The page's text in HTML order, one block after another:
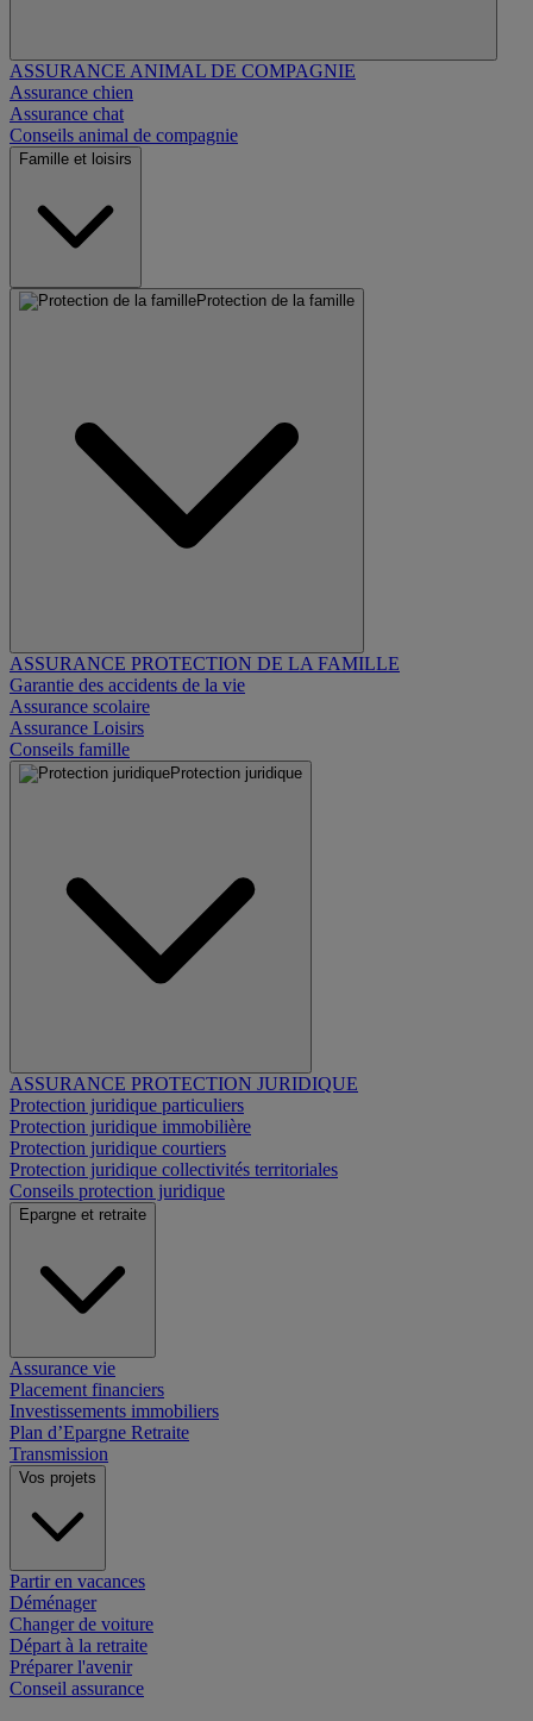
ASSURANCE ANIMAL DE COMPAGNIE
Assurance chien
Assurance chat
Conseils animal de compagnie
Famille et loisirs
Protection de la famille
ASSURANCE PROTECTION DE LA FAMILLE
Garantie des accidents de la vie
Assurance scolaire
Assurance Loisirs
Conseils famille
Protection juridique
ASSURANCE PROTECTION JURIDIQUE
Protection juridique particuliers
Protection juridique immobilière
Protection juridique courtiers
Protection juridique collectivités territoriales
Conseils protection juridique
Epargne et retraite
Assurance vie
Placement financiers
Investissements immobiliers
Plan d’Epargne Retraite
Transmission
Vos projets
Partir en vacances
Déménager
Changer de voiture
Départ à la retraite
Préparer l'avenir
Conseil assurance